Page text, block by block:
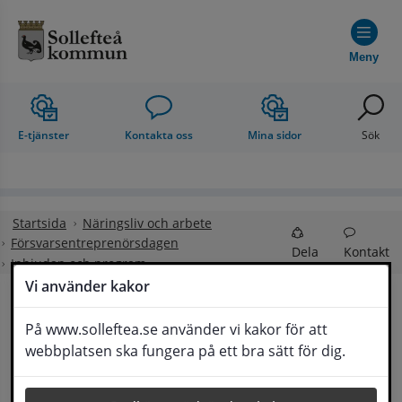
Vi använder kakor
På www.solleftea.se använder vi kakor för att
webbplatsen ska fungera på ett bra sätt för dig.
Meny
E-tjänster Kontakta oss Mina sidor Sök
Startsida
Näringsliv och arbete
Försvarsentreprenörsdagen
Inbjudan och program
Dela Kontakt
Artikeln publicerades 16 januari 2026